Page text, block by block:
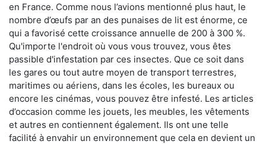
en France. Comme nous l’avions mentionné plus haut, le
nombre d’œufs par an des punaises de lit est énorme, ce
qui a favorisé cette croissance annuelle de 200 à 300 %.
Qu'importe l'endroit où vous vous trouvez, vous êtes
passible d'infestation par ces insectes. Que ce soit dans
les gares ou tout autre moyen de transport terrestres,
maritimes ou aériens, dans les écoles, les bureaux ou
encore les cinémas, vous pouvez être infesté. Les articles
d’occasion comme les jouets, les meubles, les vêtements
et autres en contiennent également. Ils ont une telle
facilité à envahir un environnement que cela en devient un